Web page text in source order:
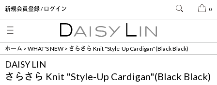
新規会員登録 / ログイン 0
ホーム WHAT'S NEW さらさら Knit "Style-Up Cardigan"(Black Black)
DAISY LIN
さらさら Knit "Style-Up Cardigan"(Black Black)